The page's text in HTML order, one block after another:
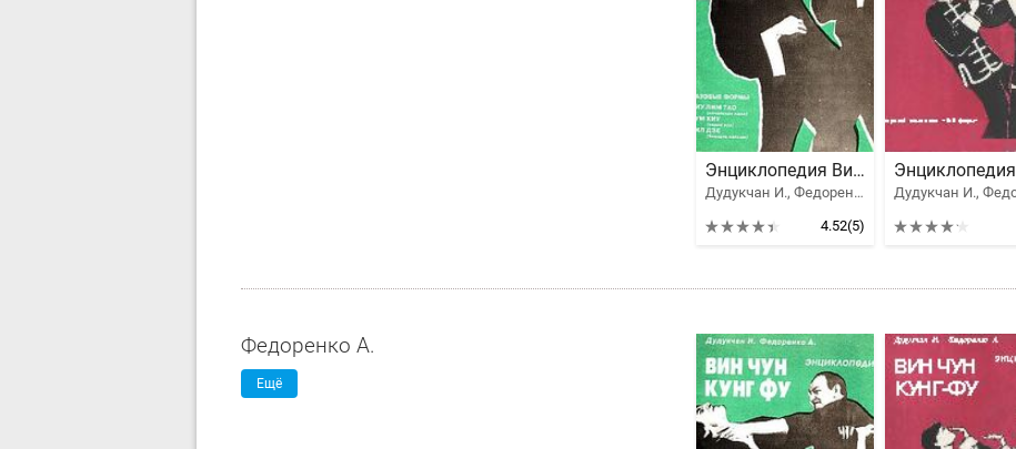
Энциклопедия Вин Чун кунг-фу. Том 1
Дудукчан И., Федоренко А.
4.52(5)
Федоренко А.
Ещё